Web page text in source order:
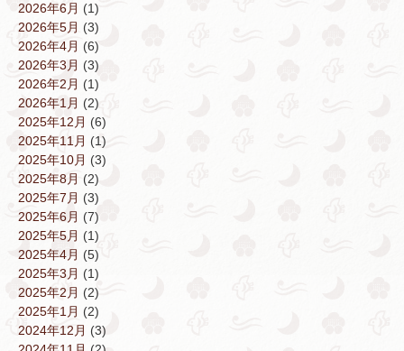
2026年6月 (1)
2026年5月 (3)
2026年4月 (6)
2026年3月 (3)
2026年2月 (1)
2026年1月 (2)
2025年12月 (6)
2025年11月 (1)
2025年10月 (3)
2025年8月 (2)
2025年7月 (3)
2025年6月 (7)
2025年5月 (1)
2025年4月 (5)
2025年3月 (1)
2025年2月 (2)
2025年1月 (2)
2024年12月 (3)